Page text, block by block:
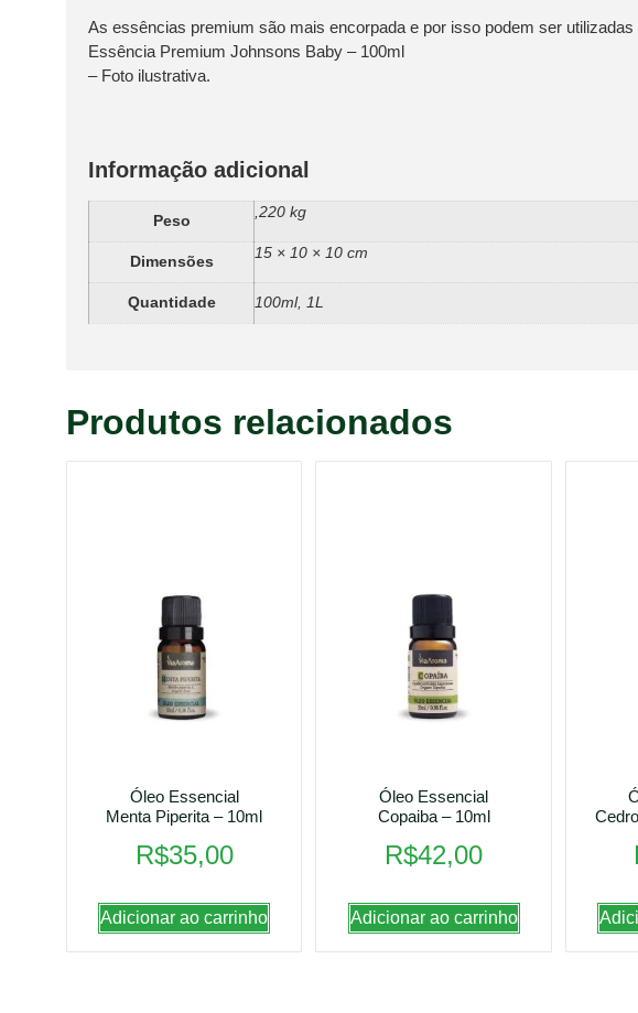
As essências premium são mais encorpada e por isso podem ser
Essência Premium Johnsons Baby – 100ml
– Foto ilustrativa.
Informação adicional
Peso
,220 kg
Dimensões
15 × 10 × 10 cm
Quantidade 100ml, 1L
Produtos relacionados
Óleo Essencial
Menta Piperita – 10ml
R$35,00
Adicionar ao carrinho
Óleo Essencial
Copaiba – 10ml
R$42,00
Adicionar ao carrinho